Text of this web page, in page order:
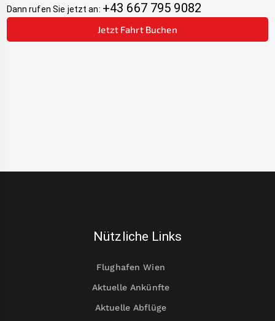
Dann rufen Sie jetzt an: +43 667 795 9082
Jetzt Fahrt Buchen
Nützliche Links
Flughafen Wien
Aktuelle Ankünfte
Aktuelle Abflüge